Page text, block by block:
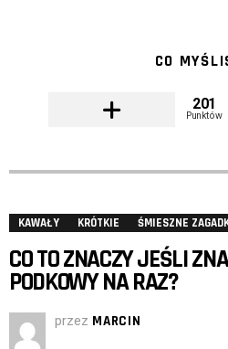
CO
201
Punktów
KAWAŁY KRÓTKIE ŚMIESZNE
CO TO ZNACZY JEŚLI
PODKOWY NA RAZ?
przez MARCIN